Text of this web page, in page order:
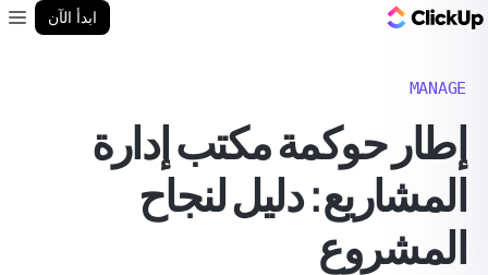
ابدأ الآن
MANAGE
إطار حوكمة مكتب إدارة
المشاريع: دليل لنجاح
المشروع